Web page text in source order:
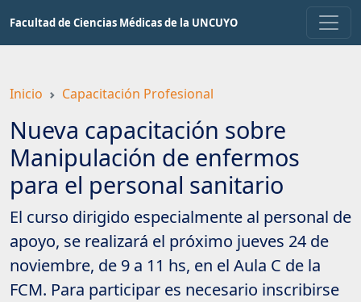
contenido
Facultad de Ciencias Médicas de la UNCUYO
Inicio Capacitación Profesional
Nueva capacitación sobre
Manipulación de enfermos
para el personal sanitario
El curso dirigido especialmente al personal de
apoyo, se realizará el próximo jueves 24 de
noviembre, de 9 a 11 hs, en el Aula C de la
FCM. Para participar es necesario inscribirse